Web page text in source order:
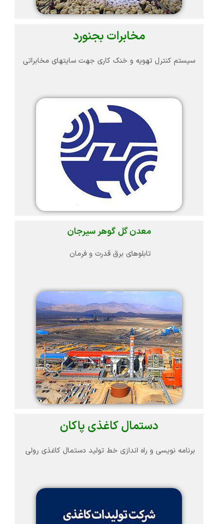
مخابرات بجنورد
سیستم کنترل تهویه و خنک کاری جهت سایتهای مخابراتی
معدن گل گوهر سیرجان
تابلوهای برق قدرت و فرمان
دستمال کاغذی پاکان
برنامه نویسی و راه اندازی خط تولید دستمال کاغذی رولی